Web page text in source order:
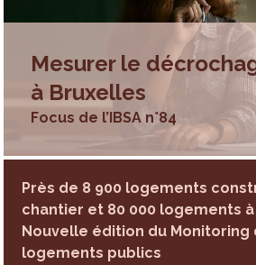
Mesurer le
à Bruxelles
Focus de l’IBSA n°84
Près de 8 900 logements
chantier et 80 000 logements
Nouvelle édition du Monitoring
logements publics